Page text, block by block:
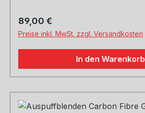
Regulärer Preis:
89,00 €
Preise inkl. MwSt. zzgl. Versandkosten
In den Warenkorb